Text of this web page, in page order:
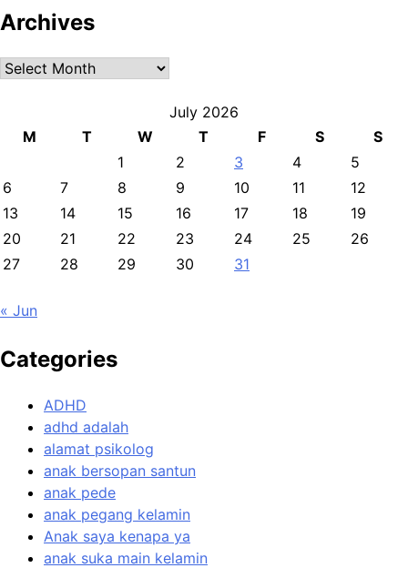
Archives
Archives
July 2026
M
T W T F S
S
1
2 3 4
5
6
7 8 9 10 11
12
13
14 15 16 17 18
19
20
21 22 23 24 25
26
27
28 29 30 31
« Jun
Categories
ADHD
adhd adalah
alamat psikolog
anak bersopan santun
anak pede
anak pegang kelamin
Anak saya kenapa ya
anak suka main kelamin